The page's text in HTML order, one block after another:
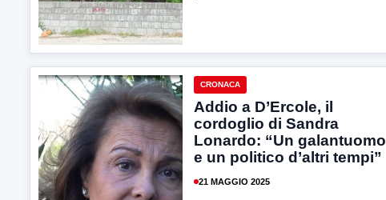
CRONACA
Addio a D’Ercole, il
cordoglio di Sandra
Lonardo: “Un galantuomo
e un politico d’altri tempi”
21 MAGGIO 2025